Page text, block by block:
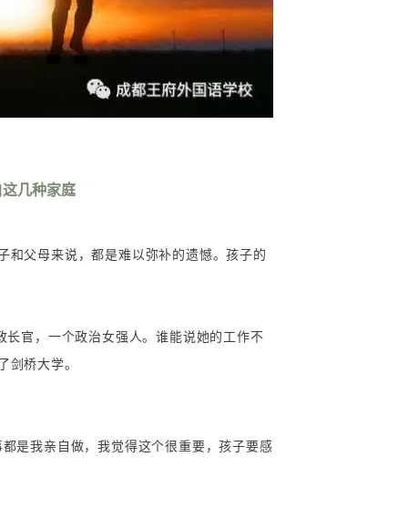
几种家庭
和父母来说，都是难以弥补的遗憾。孩子的
官，一个政治女强人。谁能说她的工作不
剑桥大学。
是我亲自做，我觉得这个很重要，孩子要感